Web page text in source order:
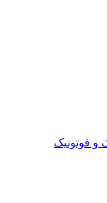
فوتونیک